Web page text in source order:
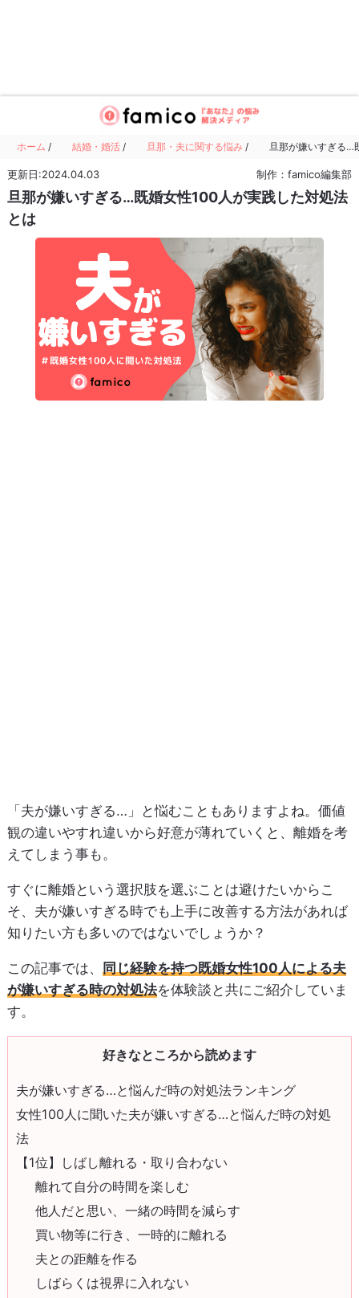
ホーム / 結婚・婚活 / 旦那・夫に関する悩み / 旦那が嫌いすぎる…
更新日:2024.04.03 制作：famico編集部
旦那が嫌いすぎる…既婚女性100人が実践した対処法
とは
「夫が嫌いすぎる…」と悩むこともありますよね。価値
観の違いやすれ違いから好意が薄れていくと、離婚を考
えてしまう事も。
すぐに離婚という選択肢を選ぶことは避けたいからこ
そ、夫が嫌いすぎる時でも上手に改善する方法があれば
知りたい方も多いのではないでしょうか？
この記事では、
同じ経験を持つ既婚女性100人による夫
が嫌いすぎる時の対処法を体験談と共にご紹介していま
す。
好きなところから読めます
夫が嫌いすぎる…と悩んだ時の対処法ランキング
女性100人に聞いた夫が嫌いすぎる…と悩んだ時の対処
法
【1位】しばし離れる・取り合わない
離れて自分の時間を楽しむ
他人だと思い、一緒の時間を減らす
買い物等に行き、一時的に離れる
夫との距離を作る
しばらくは視界に入れない